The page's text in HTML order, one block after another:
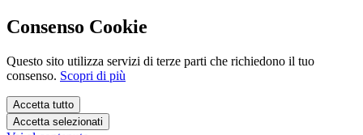
Consenso Cookie
Questo sito utilizza servizi di terze parti che richiedono il tuo
consenso. Scopri di più
Accetta tutto
Accetta selezionati